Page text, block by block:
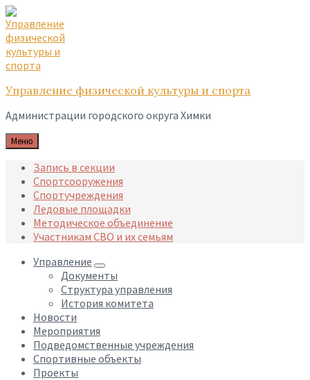
Skip
to
content
Skip
to
main
navigation
Skip
to
footer
Управление физической культуры и спорта
Администрации городского округа Химки
Меню
Запись в секции
Спортсооружения
Спортучреждения
Ледовые площадки
Методическое объединение
Участникам СВО и их семьям
Управление
Документы
Структура управления
История комитета
Новости
Мероприятия
Подведомственные учреждения
Спортивные объекты
Проекты